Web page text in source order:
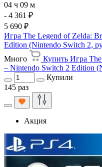
04 ч 09 м
- 4 361 ₽
5 690 ₽
Игра The Legend of Zelda:
Edition (Nintendo Switch 2,
Много
Купить Игра
– Nintendo Switch 2 Edition
Купили
145 раз
Акция